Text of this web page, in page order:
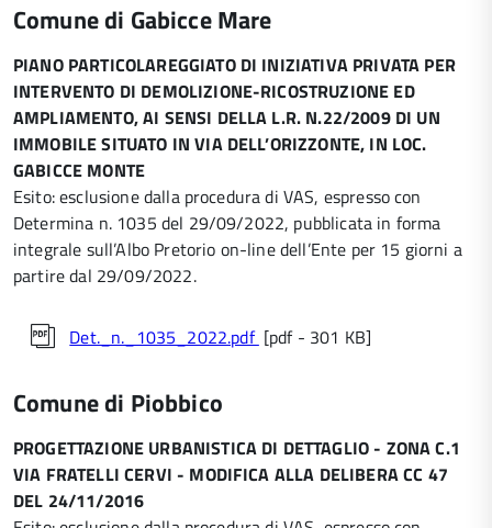
Comune di Gabicce Mare
PIANO PARTICOLAREGGIATO DI INIZIATIVA PRIVATA PER
INTERVENTO DI DEMOLIZIONE-RICOSTRUZIONE ED
AMPLIAMENTO, AI SENSI DELLA L.R. N.22/2009 DI UN
IMMOBILE SITUATO IN VIA DELL’ORIZZONTE, IN LOC.
GABICCE MONTE
Esito: esclusione dalla procedura di VAS, espresso con
Determina n. 1035 del 29/09/2022, pubblicata in forma
integrale sull’Albo Pretorio on-line dell’Ente per 15 giorni a
partire dal 29/09/2022.
Det._n._1035_2022.pdf [pdf - 301 KB]
Comune di Piobbico
PROGETTAZIONE URBANISTICA DI DETTAGLIO - ZONA C.1
VIA FRATELLI CERVI - MODIFICA ALLA DELIBERA CC 47
DEL 24/11/2016